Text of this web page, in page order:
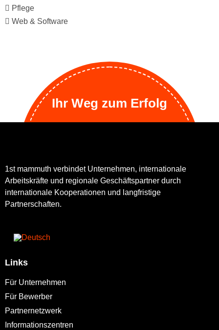
Pflege
Web & Software
Ihr Weg zum Erfolg
1st mammuth verbindet Unternehmen, internationale
Arbeitskräfte und regionale Geschäftspartner durch
internationale Kooperationen und langfristige
Partnerschaften.
Links
Für Unternehmen
Für Bewerber
Partnernetzwerk
Informationszentren